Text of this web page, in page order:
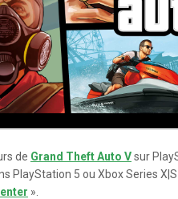
de Grand Theft Auto Vsur
PlayStation 5 ou Xbox Series
».